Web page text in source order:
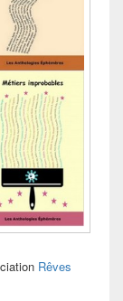
Rêves